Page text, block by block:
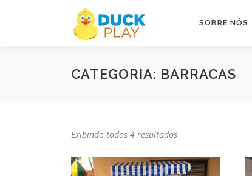
conteúdo
SOBRE NÓS
CATEGORIA: BARRACAS
Exibindo todos 4 resultados